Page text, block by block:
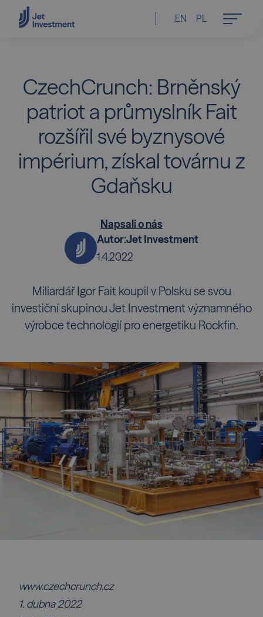
EN PL
CzechCrunch: Brněnský
patriot a průmyslník Fait
rozšířil své byznysové
impérium, získal továrnu z
Gdaňsku
Autor:Jet Investment
1.4.2022
Napsali o nás
Miliardář Igor Fait koupil v Polsku se svou
investiční skupinou Jet Investment významného
výrobce technologií pro energetiku Rockfin.
www.czechcrunch.cz
1. dubna 2022